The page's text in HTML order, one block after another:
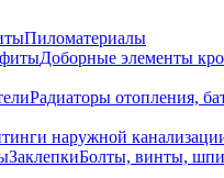
Пиломатериалы
Доборные элементы
Радиаторы отопления,
наружной
ЗаклепкиБолты, винты,